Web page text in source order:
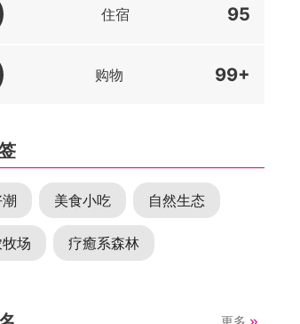
住宿 95
购物 99+
美食小吃 自然生态
场 疗癒系森林
更多